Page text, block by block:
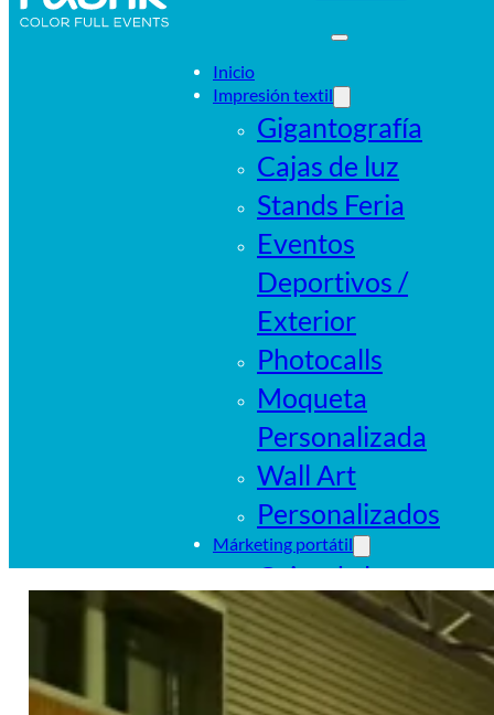
Inicio
Impresión textil
Gigantografía
Cajas de luz
Stands Feria
Eventos
Deportivos /
Exterior
Photocalls
Moqueta
Personalizada
Wall Art
Personalizados
Márketing portátil
Cajas de luz
portátiles
Sistemas
tubulares